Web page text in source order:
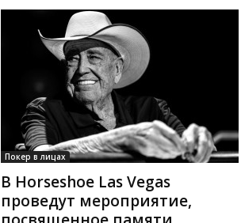
Покер в лицах
В Horseshoe Las Vegas
проведут мероприятие,